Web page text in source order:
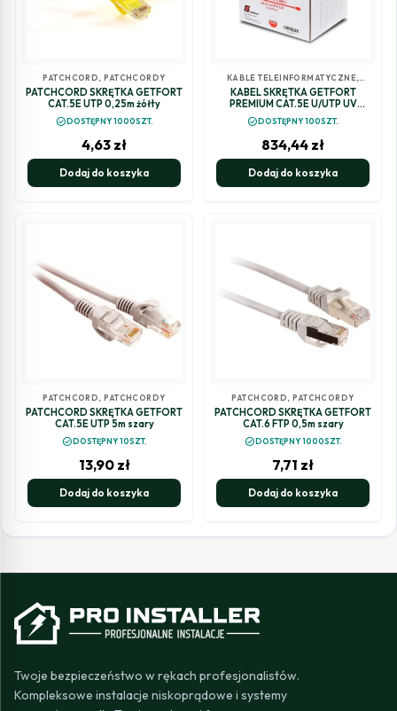
PATCHCORD ,PATCHCORDY
PATCHCORD SKRĘTKA GETFORT
CAT.5E UTP 0,25m żółty
check_circleDOSTĘPNY 1000SZT.
4,63 zł
Dodaj do koszyka
KABLE TELEINFORMATYCZNE,
PATCHCORD
KABEL SKRĘTKA GETFORT
PREMIUM CAT.5E U/UTP UV
SUCHY 305m
check_circleDOSTĘPNY 100SZT.
834,44 zł
Dodaj do koszyka
PATCHCORD ,PATCHCORDY
PATCHCORD SKRĘTKA GETFORT
CAT.5E UTP 5m szary
check_circleDOSTĘPNY 10SZT.
13,90 zł
Dodaj do koszyka
PATCHCORD ,PATCHCORDY
PATCHCORD SKRĘTKA GETFORT
CAT.6 FTP 0,5m szary
check_circleDOSTĘPNY 1000SZT.
7,71 zł
Dodaj do koszyka
Twoje bezpieczeństwo w rękach profesjonalistów.
Kompleksowe instalacje niskoprądowe i systemy